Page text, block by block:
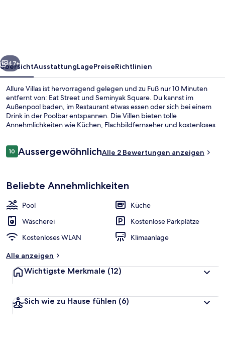
Weiter
47+
ÜbersichtAusstattungLagePreiseRichtlinien
Allure Villas ist hervorragend gelegen und zu Fuß nur 10 Minuten
entfernt von: Eat Street und Seminyak Square. Du kannst im
Außenpool baden, im Restaurant etwas essen oder sich bei einem
Drink in der Poolbar entspannen. Die Villen bieten tolle
Annehmlichkeiten wie Küchen, Flachbildfernseher und kostenloses
Bewertungen
1010 von 10.
AussergewöhnlichAlle 2 Bewertungen anzeigen
Beliebte Annehmlichkeiten
Pool
Küche
Wäscherei
Kostenlose Parkplätze
Kostenloses WLAN
Klimaanlage
Alle anzeigen
Wichtigste Merkmale (12)
Sich wie zu Hause fühlen (6)